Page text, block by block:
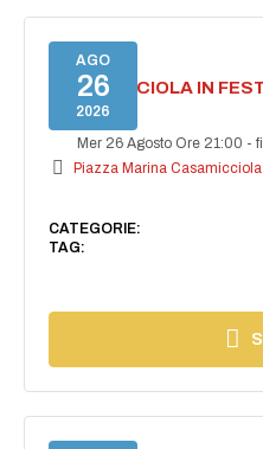
AGO
26
2026
CASAMICCIOLA IN
Mer 26 Agosto Ore 21:00 -
Piazza Marina
CATEGORIE:
TAG: